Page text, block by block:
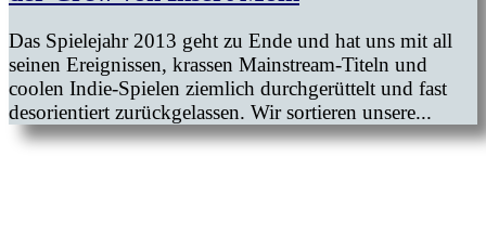
Das Spielejahr 2013 geht zu Ende und hat uns mit all
seinen Ereignissen, krassen Mainstream-Titeln und
coolen Indie-Spielen ziemlich durchgerüttelt und fast
desorientiert zurückgelassen. Wir sortieren unsere...